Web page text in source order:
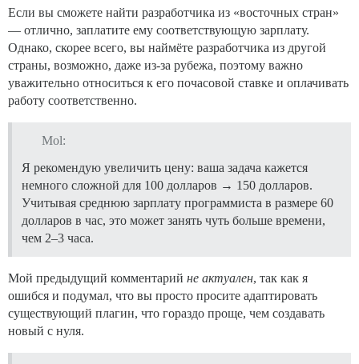
Если вы сможете найти разработчика из «восточных стран»
— отлично, заплатите ему соответствующую зарплату.
Однако, скорее всего, вы наймёте разработчика из другой
страны, возможно, даже из-за рубежа, поэтому важно
уважительно относиться к его почасовой ставке и оплачивать
работу соответственно.
Mol:
Я рекомендую увеличить цену: ваша задача кажется
немного сложной для 100 долларов → 150 долларов.
Учитывая среднюю зарплату программиста в размере 60
долларов в час, это может занять чуть больше времени,
чем 2–3 часа.
Мой предыдущий комментарий не актуален, так как я
ошибся и подумал, что вы просто просите адаптировать
существующий плагин, что гораздо проще, чем создавать
новый с нуля.